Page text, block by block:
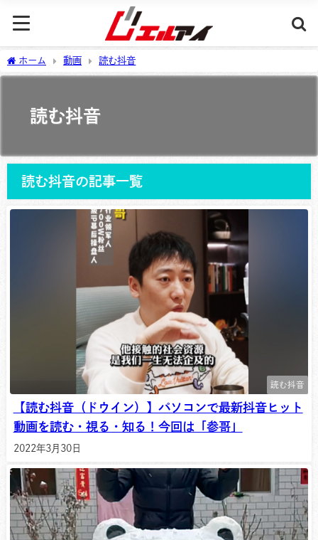
ホーム 動画 読む抖音
読む抖音
読む抖音の記事一覧
読む抖音
【読む抖音（ドウイン）】パソコンで最新抖音ヒット
動画を読む・視る・知る！今回は「参哥」
2022年3月30日